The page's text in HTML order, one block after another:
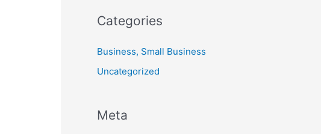
Categories
Business, Small Business
Uncategorized
Meta